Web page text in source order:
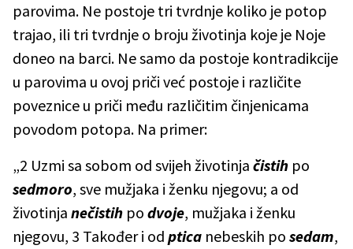
parovima. Ne postoje tri tvrdnje koliko je potop
trajao, ili tri tvrdnje o broju životinja koje je Noje
doneo na barci. Ne samo da postoje kontradikcije
u parovima u ovoj priči već postoje i različite
poveznice u priči među različitim činjenicama
povodom potopa. Na primer:
„2 Uzmi sa sobom od svijeh životinja čistih po
sedmoro, sve mužjaka i ženku njegovu; a od
životinja nečistih po dvoje, mužjaka i ženku
njegovu, 3 Također i od ptica nebeskih po sedam,